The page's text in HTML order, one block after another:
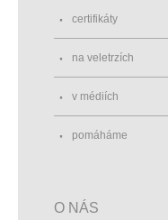
certifikáty
na veletrzích
v médiích
pomáháme
O NÁS